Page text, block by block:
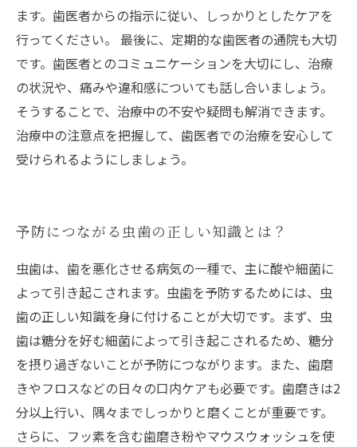
ます。歯医者からの指示に従い、しっかりとしたケアを
行ってください。 最後に、定期的な歯医者の通院も大切
です。歯医者とのコミュニケーションを大切にし、治療
の状況や、痛みや違和感についても話し合いましょう。
そうすることで、治療中の不安や疑問も解消できます。
治療中の注意点を把握して、歯医者での治療を安心して
受けられるようにしましょう。
予防につながる虫歯の正しい知識とは？
虫歯は、歯を悪化させる病気の一種で、主に酸や細菌に
よって引き起こされます。虫歯を予防するためには、虫
歯の正しい知識を身に付けることが大切です。まず、虫
歯は糖分を好む細菌によって引き起こされるため、糖分
を摂り過ぎないことが予防につながります。また、歯磨
きやフロスなどの日々の口内ケアも必要です。歯磨きは2
分以上行い、隅々までしっかりと磨くことが重要です。
さらに、フッ素を含む歯磨き粉やマウスウォッシュを使